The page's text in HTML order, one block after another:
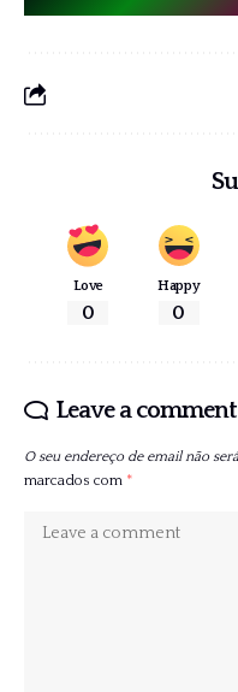
Love
0
Happy
0
Leave a comment
O seu endereço de email não
marcados com *